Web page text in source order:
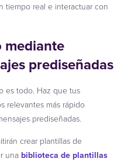
tiempo real e interactuar con
mediante
prediseñadas
es todo. Haz que tus
relevantes más rápido
prediseñadas.
crear plantillas de
unabiblioteca de plantillas